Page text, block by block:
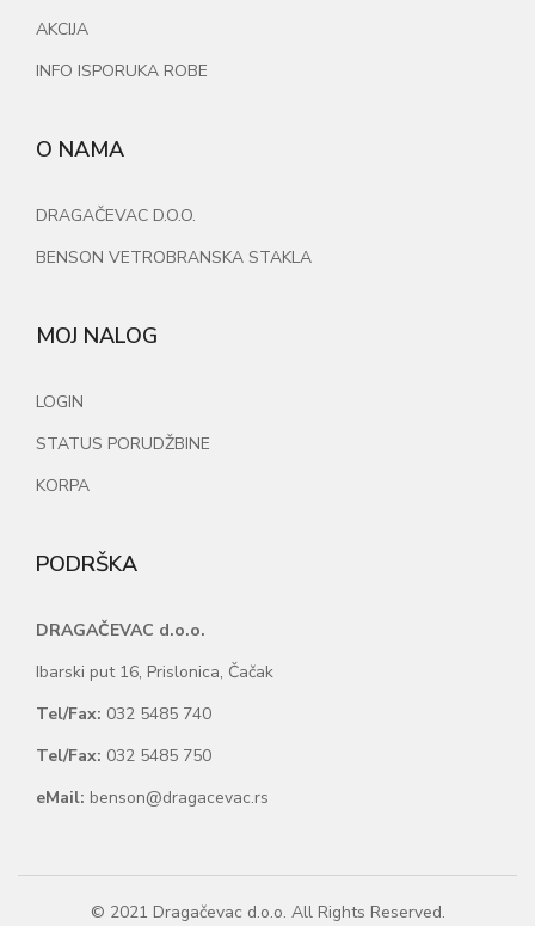
AKCIJA
INFO ISPORUKA ROBE
O NAMA
DRAGAČEVAC D.O.O.
BENSON VETROBRANSKA STAKLA
MOJ NALOG
LOGIN
STATUS PORUDŽBINE
KORPA
PODRŠKA
DRAGAČEVAC d.o.o.
Ibarski put 16, Prislonica, Čačak
Tel/Fax: 032 5485 740
Tel/Fax: 032 5485 750
eMail: benson@dragacevac.rs
© 2021 Dragačevac d.o.o. All Rights Reserved.